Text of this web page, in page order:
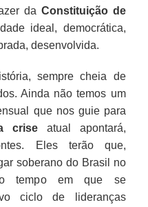
da Constituição de
ideal, democrática,
desenvolvida.
sempre cheia de
Ainda não temos um
que nos guie para
crise atual apontará,
Eles terão que,
soberano do Brasil no
tempo em que se
ciclo de lideranças